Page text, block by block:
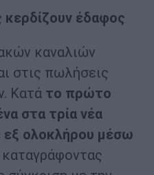
έδαφος
καναλιών
στις πωλήσεις
Κατά το πρώτο
στα τρία νέα
ολοκλήρου μέσω
καταγράφοντας